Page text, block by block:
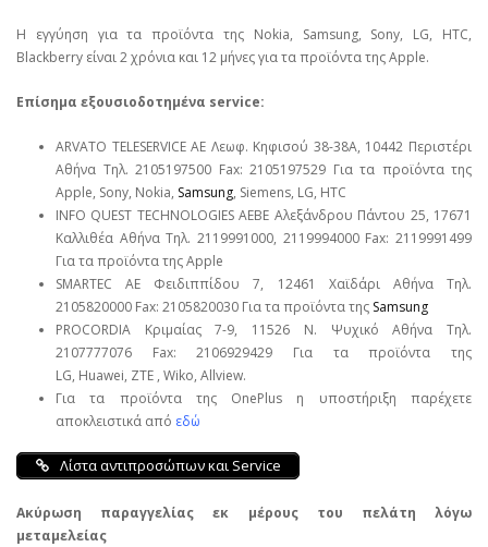
Η εγγύηση για τα προϊόντα της Nokia, Samsung, Sony, LG, HTC,
Blackberry είναι 2 χρόνια και 12 μήνες για τα προϊόντα της Apple.
Επίσημα εξουσιοδοτημένα service:
ARVATO TELESERVICE ΑΕ Λεωφ. Κηφισού 38-38Α, 10442 Περιστέρι
Αθήνα Τηλ. 2105197500 Fax: 2105197529 Για τα προϊόντα της
Apple, Sony, Nokia, Samsung, Siemens, LG, HTC
INFO QUEST TECHNOLOGIES ΑΕΒΕ Αλεξάνδρου Πάντου 25, 17671
Καλλιθέα Αθήνα Τηλ. 2119991000, 2119994000 Fax: 2119991499
Για τα προϊόντα της Apple
SMARTEC ΑΕ Φειδιππίδου 7, 12461 Χαϊδάρι Αθήνα Τηλ.
2105820000 Fax: 2105820030 Για τα προϊόντα της Samsung
PROCORDIA Κριμαίας 7-9, 11526 Ν. Ψυχικό Αθήνα Τηλ.
2107777076 Fax: 2106929429 Για τα προϊόντα της
LG, Huawei, ΖΤΕ , Wiko, Allview.
Για τα προϊόντα της OnePlus η υποστήριξη παρέχετε
αποκλειστικά από εδώ
Λίστα αντιπροσώπων και Service
Ακύρωση παραγγελίας εκ μέρους του πελάτη λόγω
μεταμελείας